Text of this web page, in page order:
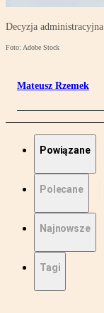
Decyzja administracyjna
Foto: Adobe Stock
Mateusz Rzemek
Powiązane
Polecane
Najnowsze
Tagi